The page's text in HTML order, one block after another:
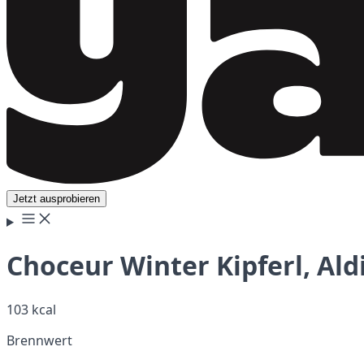
Jetzt ausprobieren
Choceur Winter Kipferl,
103 kcal
Brennwert